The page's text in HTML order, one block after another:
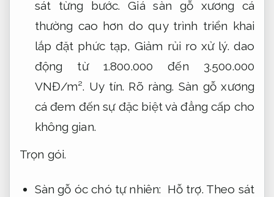
sát từng bước. Giá sàn gỗ xương cá
thường cao hơn do quy trình triển khai
lắp đặt phức tạp,Giảm rủi ro xử lý. dao
động từ 1.800.000 đến 3.500.000
VNĐ/m². Uy tín. Rõ ràng. Sàn gỗ xương
cá đem đến sự đặc biệt và đẳng cấp cho
không gian.
Trọn gói.
Sàn gỗ óc chó tự nhiên: Hỗ trợ. Theo sát